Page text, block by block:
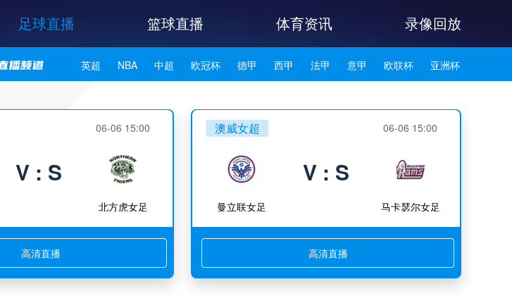
足球直播 篮球直播 体育资讯 录像回放
英超 NBA 中超 欧冠杯 德甲 西甲 法甲 意甲 欧联杯 亚洲杯
06-06 15:00
V : S
北方虎女足
高清直播
澳威女超 06-06 15:00
曼立联女足
V : S
马卡瑟尔女足
高清直播